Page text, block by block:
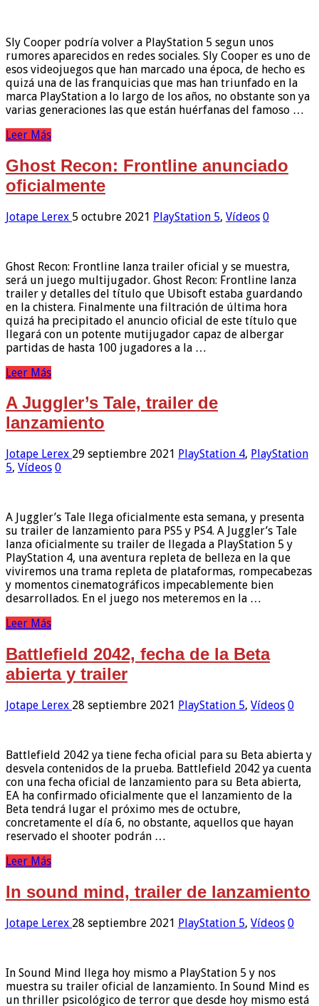
Sly Cooper podría volver a PlayStation 5 segun unos
rumores aparecidos en redes sociales. Sly Cooper es uno de
esos videojuegos que han marcado una época, de hecho es
quizá una de las franquicias que mas han triunfado en la
marca PlayStation a lo largo de los años, no obstante son ya
varias generaciones las que están huérfanas del famoso …
Leer Más
Ghost Recon: Frontline anunciado
oficialmente
Jotape Lerex 5 octubre 2021 PlayStation 5, Vídeos 0
Ghost Recon: Frontline lanza trailer oficial y se muestra,
será un juego multijugador. Ghost Recon: Frontline lanza
trailer y detalles del título que Ubisoft estaba guardando
en la chistera. Finalmente una filtración de última hora
quizá ha precipitado el anuncio oficial de este título que
llegará con un potente mutijugador capaz de albergar
partidas de hasta 100 jugadores a la …
Leer Más
A Juggler’s Tale, trailer de
lanzamiento
Jotape Lerex 29 septiembre 2021 PlayStation 4, PlayStation
5, Vídeos 0
A Juggler’s Tale llega oficialmente esta semana, y presenta
su trailer de lanzamiento para PS5 y PS4. A Juggler’s Tale
lanza oficialmente su trailer de llegada a PlayStation 5 y
PlayStation 4, una aventura repleta de belleza en la que
viviremos una trama repleta de plataformas, rompecabezas
y momentos cinematográficos impecablemente bien
desarrollados. En el juego nos meteremos en la …
Leer Más
Battlefield 2042, fecha de la Beta
abierta y trailer
Jotape Lerex 28 septiembre 2021 PlayStation 5, Vídeos 0
Battlefield 2042 ya tiene fecha oficial para su Beta abierta y
desvela contenidos de la prueba. Battlefield 2042 ya cuenta
con una fecha oficial de lanzamiento para su Beta abierta,
EA ha confirmado oficialmente que el lanzamiento de la
Beta tendrá lugar el próximo mes de octubre,
concretamente el día 6, no obstante, aquellos que hayan
reservado el shooter podrán …
Leer Más
In sound mind, trailer de lanzamiento
Jotape Lerex 28 septiembre 2021 PlayStation 5, Vídeos 0
In Sound Mind llega hoy mismo a PlayStation 5 y nos
muestra su trailer oficial de lanzamiento. In Sound Mind es
un thriller psicológico de terror que desde hoy mismo está